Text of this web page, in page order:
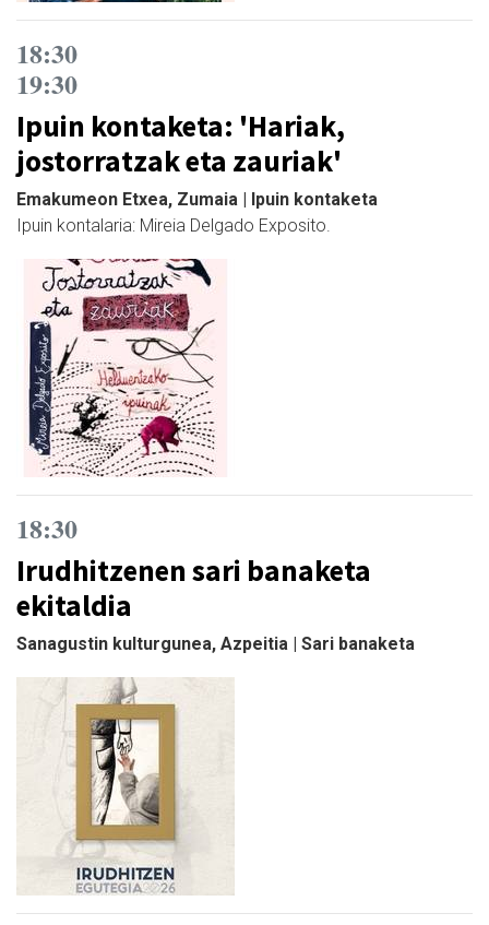
18:30
19:30
Ipuin kontaketa: 'Hariak,
jostorratzak eta zauriak'
Emakumeon Etxea, Zumaia | Ipuin kontaketa
Ipuin kontalaria: Mireia Delgado Exposito.
18:30
Irudhitzenen sari banaketa
ekitaldia
Sanagustin kulturgunea, Azpeitia | Sari banaketa